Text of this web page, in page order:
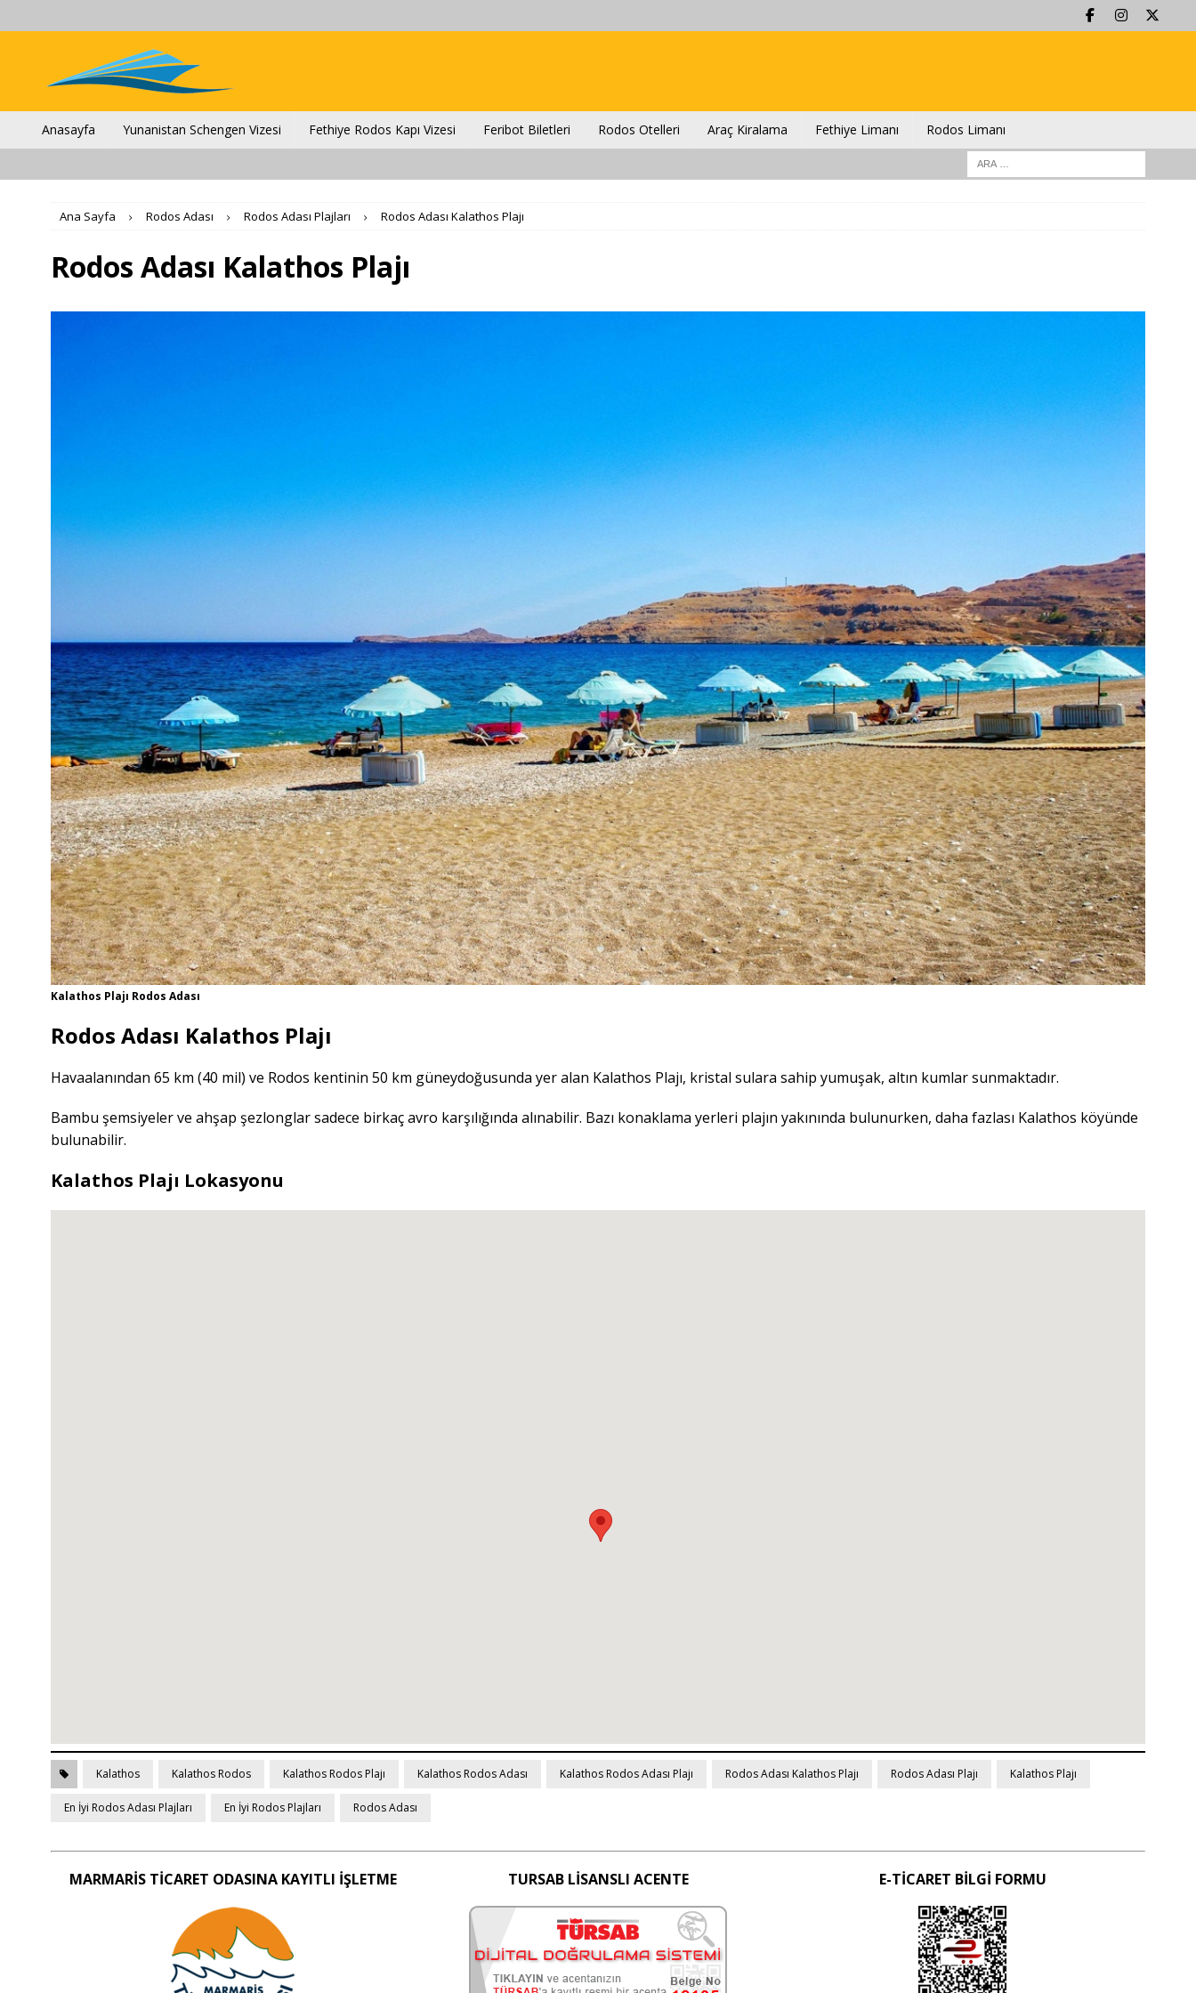
Anasayfa Yunanistan Schengen Vizesi Fethiye Rodos Kapı Vizesi Feribot Biletleri Rodos Otelleri Araç Kiralama Fethiye Limanı Rodos Limanı
Ana Sayfa Rodos Adası Rodos Adası Plajları Rodos Adası Kalathos Plajı
Rodos Adası Kalathos Plajı
Kalathos Plajı Rodos Adası
Rodos Adası Kalathos Plajı
Havaalanından 65 km (40 mil) ve Rodos kentinin 50 km güneydoğusunda yer alan Kalathos Plajı, kristal sulara sahip yumuşak, altın kumlar sunmaktadır.
Bambu şemsiyeler ve ahşap şezlonglar sadece birkaç avro karşılığında alınabilir. Bazı konaklama yerleri plajın yakınında bulunurken, daha fazlası Kalathos köyünde
bulunabilir.
Kalathos Plajı Lokasyonu
Kalathos Kalathos Rodos Kalathos Rodos Plajı Kalathos Rodos Adası Kalathos Rodos Adası Plajı Rodos Adası Kalathos Plajı Rodos Adası Plajı Kalathos Plajı
En İyi Rodos Adası Plajları En İyi Rodos Plajları Rodos Adası
MARMARİS TİCARET ODASINA KAYITLI İŞLETME TURSAB LİSANSLI ACENTE E-TİCARET BİLGİ FORMU